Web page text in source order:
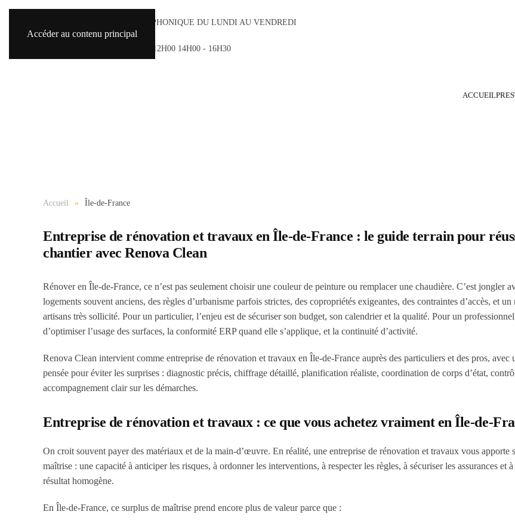
Accéder au contenu principal
ACCUEIL TÉLÉPHONIQUE DU LUNDI AU VENDREDI
8H30 - 18H30
SAMEDI 9H00 - 12H00 14H00 - 16H30
ACCUEIL
Accueil Île-de-France
Entreprise de rénovation et travaux en Île-de-France : le guide terrain pour
chantier avec Renova Clean
Rénover en Île-de-France, ce n’est pas seulement choisir une couleur de peinture ou remplacer une chaudière. C’est jongler
logements souvent anciens, des règles d’urbanisme parfois strictes, des copropriétés exigeantes, des contraintes d’accès, et un
artisans très sollicité. Pour un particulier, l’enjeu est de sécuriser son budget, son calendrier et la qualité. Pour un
d’optimiser l’usage des surfaces, la conformité ERP quand elle s’applique, et la continuité d’activité.
Renova Clean intervient comme entreprise de rénovation et travaux en Île-de-France auprès des particuliers et des pros, avec
pensée pour éviter les surprises : diagnostic précis, chiffrage détaillé, planification réaliste, coordination de corps d’état,
accompagnement clair sur les démarches.
Entreprise de rénovation et travaux : ce que vous achetez vraiment en Île-de-
On croit souvent payer des matériaux et de la main-d’œuvre. En réalité, une entreprise de rénovation et travaux vous apporte
maîtrise : une capacité à anticiper les risques, à ordonner les interventions, à respecter les règles, à sécuriser les assurances et
résultat homogène.
En Île-de-France, ce surplus de maîtrise prend encore plus de valeur parce que :